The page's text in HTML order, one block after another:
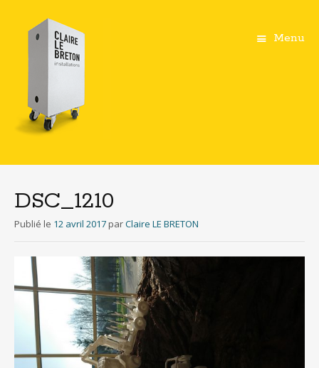
Menu
principal
DSC_1210
Publié le 12 avril 2017 parClaire LE BRETON